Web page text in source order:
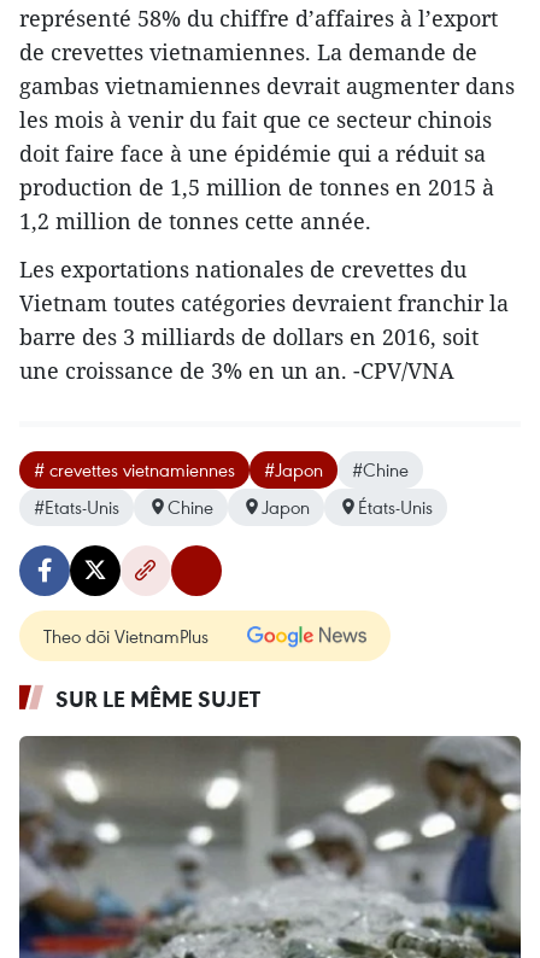
représenté 58% du chiffre d’affaires à l’export
de crevettes vietnamiennes. La demande de
gambas vietnamiennes devrait augmenter dans
les mois à venir du fait que ce secteur chinois
doit faire face à une épidémie qui a réduit sa
production de 1,5 million de tonnes en 2015 à
1,2 million de tonnes cette année.
Les exportations nationales de crevettes du
Vietnam toutes catégories devraient franchir la
barre des 3 milliards de dollars en 2016, soit
une croissance de 3% en un an. -CPV/VNA
# crevettes vietnamiennes #Japon
#Chine
#Etats-Unis
Chine Japon États-Unis
Theo dõi VietnamPlus
SUR LE MÊME SUJET